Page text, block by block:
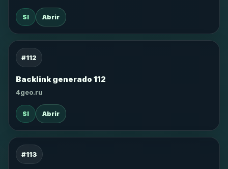
SI Abrir
#112
Backlink generado 112
4geo.ru
SI Abrir
#113